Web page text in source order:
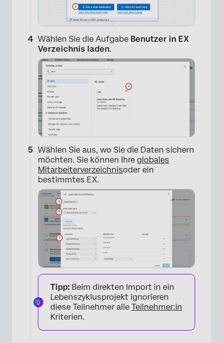
×
Wählen Sie die Aufgabe Benutzer in EX
Verzeichnis laden.
×
Wählen Sie aus, wo Sie die Daten sichern
möchten. Sie können Ihre globales
Mitarbeiterverzeichnisoder ein
bestimmtes EX.
Tipp: Beim direkten Import in ein
Lebenszyklusprojekt ignorieren
diese Teilnehmer alle Teilnehmer:in
Kriterien.